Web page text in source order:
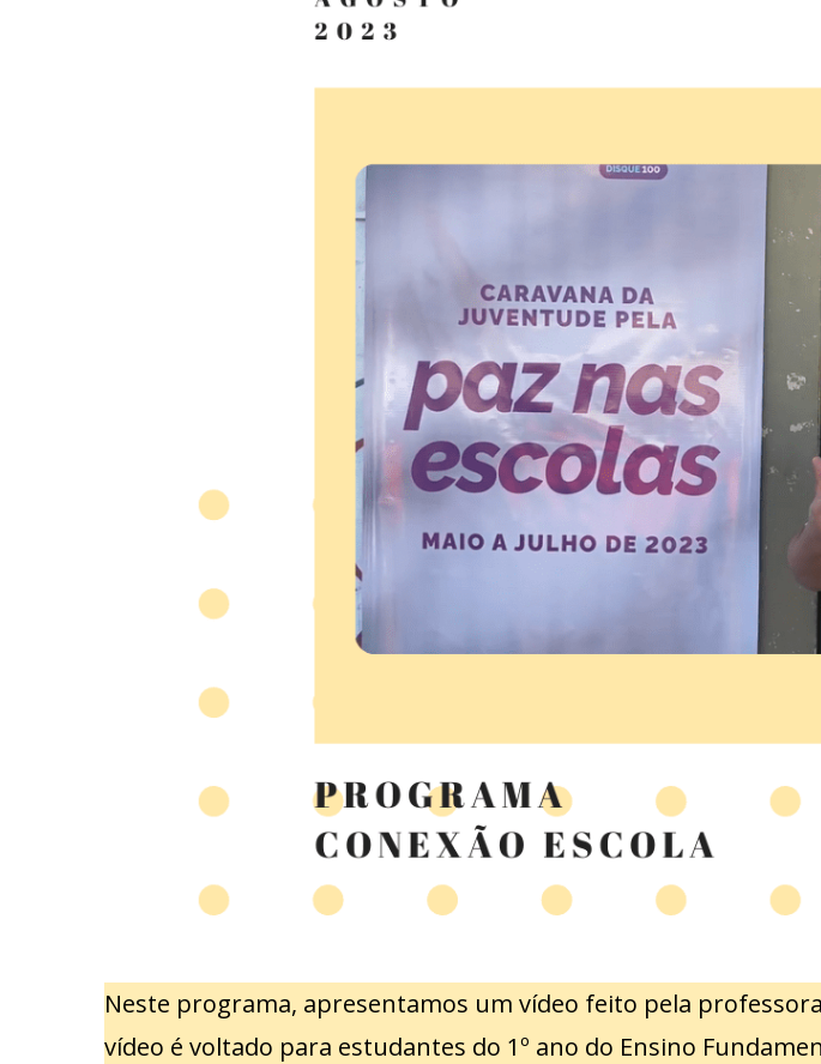
Neste programa, apresentamos um vídeo feito pela
vídeo é voltado para estudantes do 1º ano do Ensino